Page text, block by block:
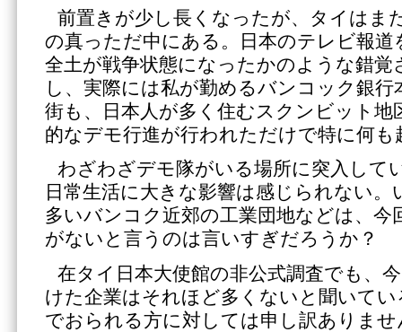
前置きが少し長くなったが、タイはま
の真っただ中にある。日本のテレビ報
全土が戦争状態になったかのような錯覚
し、実際には私が勤めるバンコック銀
街も、日本人が多く住むスクンビット地
的なデモ行進が行われただけで特に何
わざわざデモ隊がいる場所に突入して
日常生活に大きな影響は感じられない。
多いバンコク近郊の工業団地などは、今
がないと言うのは言いすぎだろうか？
在タイ日本大使館の非公式調査でも、
けた企業はそれほど多くないと聞いて
でおられる方に対しては申し訳ありませ